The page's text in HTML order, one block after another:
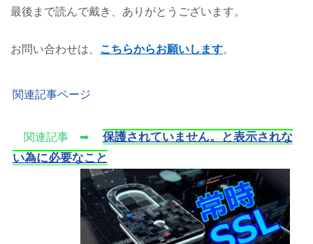
最後まで読んで戴き、ありがとうございます。
お問い合わせは、 こちらからお願いします。
関連記事ページ
関連記事 ➡
保護されていません。と表示されな
い為に必要なこと